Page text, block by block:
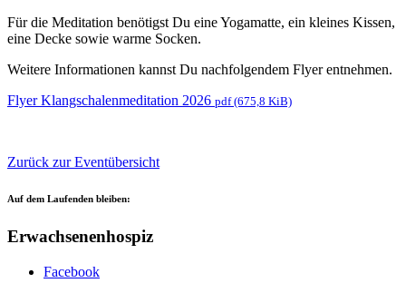
Für die Meditation benötigst Du eine Yogamatte, ein kleines Kissen,
eine Decke sowie warme Socken.
Weitere Informationen kannst Du nachfolgendem Flyer entnehmen.
Flyer Klangschalenmeditation 2026 pdf (675,8 KiB)
Zurück zur Eventübersicht
Auf dem Laufenden bleiben:
Erwachsenenhospiz
Facebook